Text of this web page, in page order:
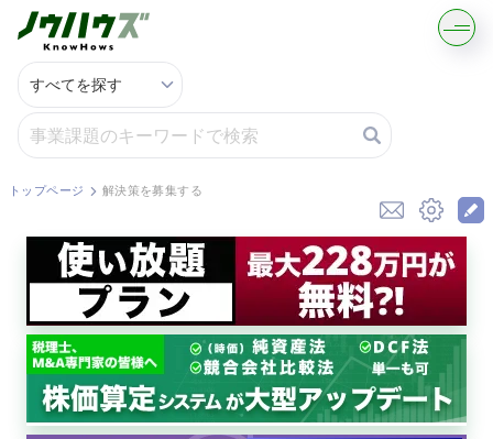
記事・コラムを読む
解決策を募集する
知識を買う／売る
契約書ひな型を探す
専門家に電話する
無料で株価を算定
トップページ 解決策を募集する